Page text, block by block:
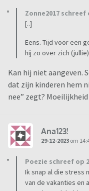
Zonne2017 schreef
[..]
Eens. Tijd voor een
hij zo over zich
Kan hij niet aangeven.
dat zijn kinderen hem
nee” zegt?
Ana123!
29-12-2023 om
Poezie schreef op
Ik snap al die stress
van de vakanties en